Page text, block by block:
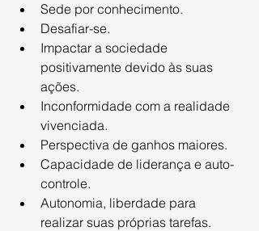
Sede por conhecimento.
Desafiar-se.
Impactar a sociedade
positivamente devido às suas
ações.
Inconformidade com a realidade
vivenciada.
Perspectiva de ganhos maiores.
Capacidade de liderança e auto-
controle.
Autonomia, liberdade para
realizar suas próprias tarefas.